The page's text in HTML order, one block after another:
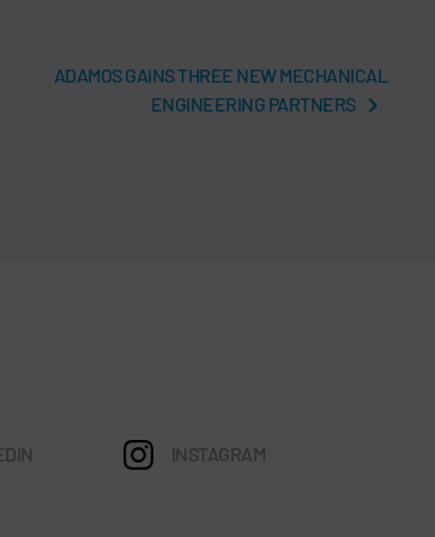
ADAMOS GAINS THREE NEW MECHANICAL
ENGINEERING PARTNERS
INSTAGRAM